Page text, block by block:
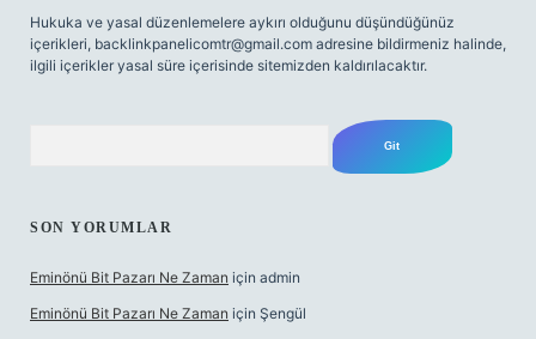
Hukuka ve yasal düzenlemelere aykırı olduğunu düşündüğünüz
içerikleri, backlinkpanelicomtr@gmail.com adresine bildirmeniz halinde,
ilgili içerikler yasal süre içerisinde sitemizden kaldırılacaktır.
SON YORUMLAR
Eminönü Bit Pazarı Ne Zaman için admin
Eminönü Bit Pazarı Ne Zaman için Şengül